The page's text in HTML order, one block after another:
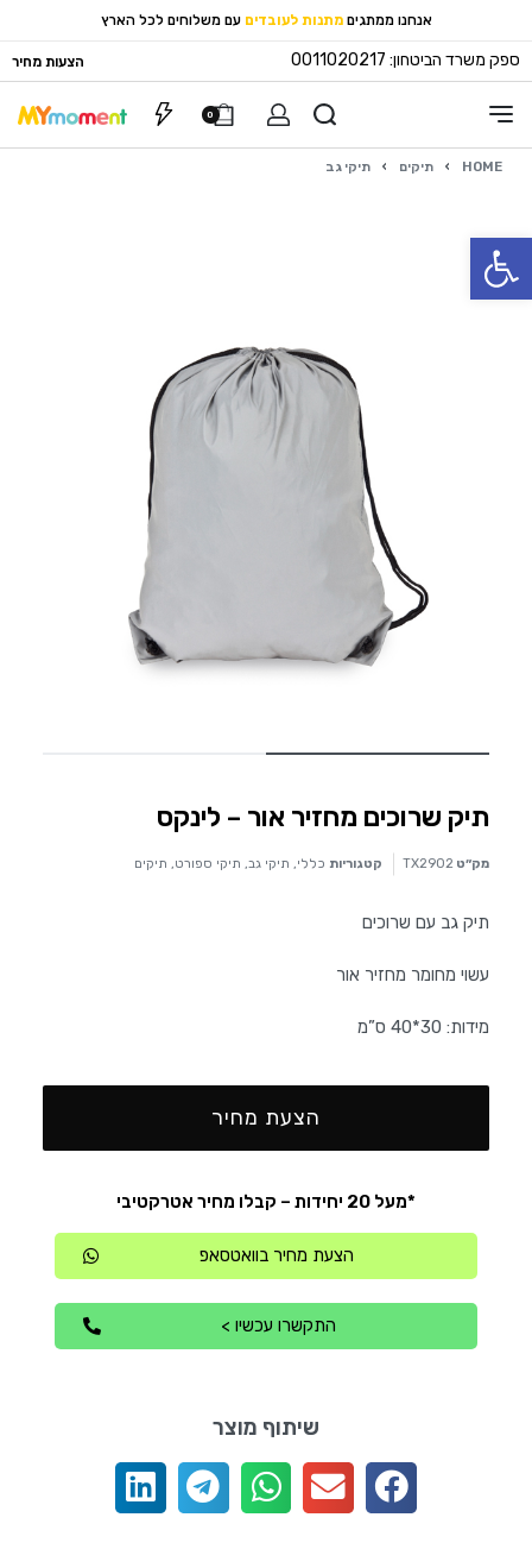
פתח סרגל נגישות
אנחנו ממתגים מתנות לעובדים עם משלוחים לכל הארץ
ספק משרד הביטחון: 0011020217 הצעות מחיר
0
HOME
› תיקים › תיקי גב
תיק שרוכים מחזיר אור – לינקס
מק״ט TX2902 קטגוריות כללי, תיקי גב, תיקי ספורט, תיקים
תיק גב עם שרוכים
עשוי מחומר מחזיר אור
מידות: 30*40 ס”מ
הצעת מחיר
*מעל 20 יחידות – קבלו מחיר אטרקטיבי
הצעת מחיר בוואטסאפ
התקשרו עכשיו >
שיתוף מוצר